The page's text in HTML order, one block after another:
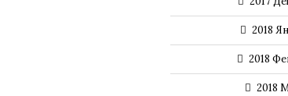
2018
2018
2018